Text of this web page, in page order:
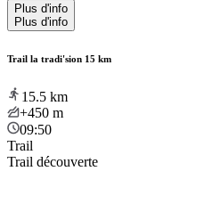
Plus d'info
Plus d'info
Trail la tradi'sion 15 km
15.5 km
+450 m
09:50
Trail
Trail découverte